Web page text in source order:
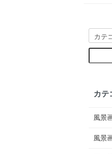
カテ
風景
風景